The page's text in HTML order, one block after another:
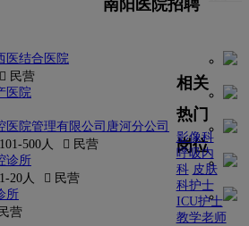
南阳医院招聘
医结合医院
 民营
医院
医院管理有限公司唐河分公司
500人
 民营
诊所
20人
 民营
所
营
相关
热门
岗位
影像科
呼吸内
科 皮肤
科护士
ICU护士
教学老师